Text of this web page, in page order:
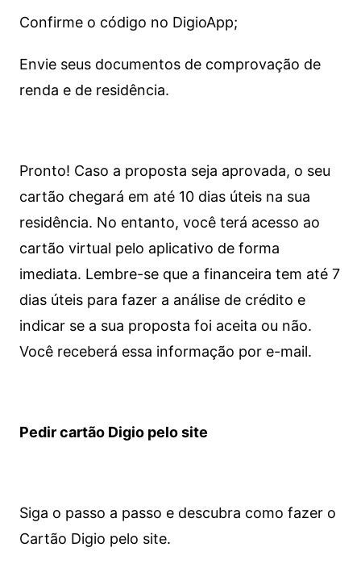
Confirme o código no DigioApp;
Envie seus documentos de comprovação de
renda e de residência.
Pronto! Caso a proposta seja aprovada, o seu
cartão chegará em até 10 dias úteis na sua
residência. No entanto, você terá acesso ao
cartão virtual pelo aplicativo de forma
imediata. Lembre-se que a financeira tem até 7
dias úteis para fazer a análise de crédito e
indicar se a sua proposta foi aceita ou não.
Você receberá essa informação por e-mail.
Pedir cartão Digio pelo site
Siga o passo a passo e descubra como fazer o
Cartão Digio pelo site.